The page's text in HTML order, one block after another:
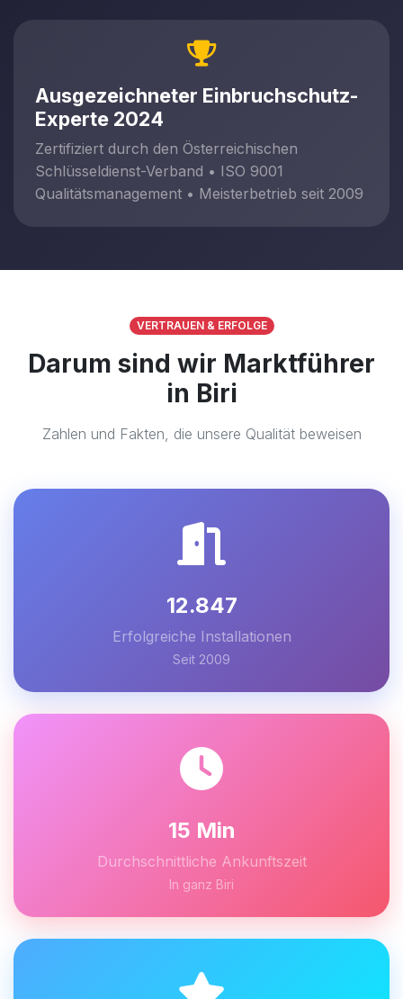
Ausgezeichneter Einbruchschutz-
Experte 2024
Zertifiziert durch den Österreichischen
Schlüsseldienst-Verband • ISO 9001
Qualitätsmanagement • Meisterbetrieb seit 2009
VERTRAUEN & ERFOLGE
Darum sind wir Marktführer
in Biri
Zahlen und Fakten, die unsere Qualität beweisen
12.847
Erfolgreiche Installationen
Seit 2009
15 Min
Durchschnittliche Ankunftszeit
In ganz Biri